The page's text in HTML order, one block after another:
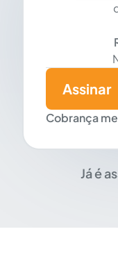
Cobrança
Assinar
Já é